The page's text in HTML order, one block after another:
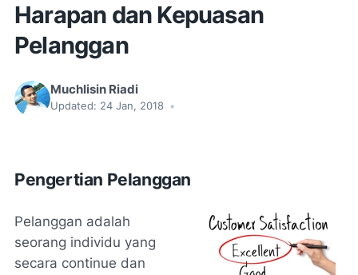
Harapan dan Kepuasan
Pelanggan
Muchlisin Riadi
Updated: 24 Jan, 2018 •
Pengertian Pelanggan
Pelanggan adalah
seorang individu yang
secara continue dan